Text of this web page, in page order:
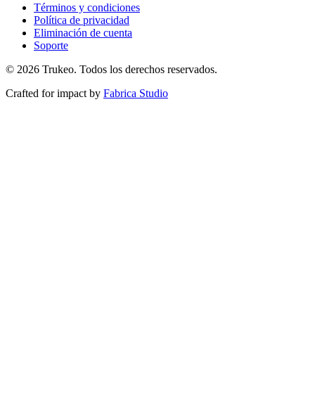
Términos y condiciones
Política de privacidad
Eliminación de cuenta
Soporte
© 2026 Trukeo. Todos los derechos reservados.
Crafted for impact by Fabrica Studio